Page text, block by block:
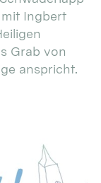
mit Ingbert
Grab von
anspricht.